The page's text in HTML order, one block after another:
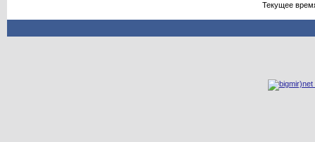
Текущее